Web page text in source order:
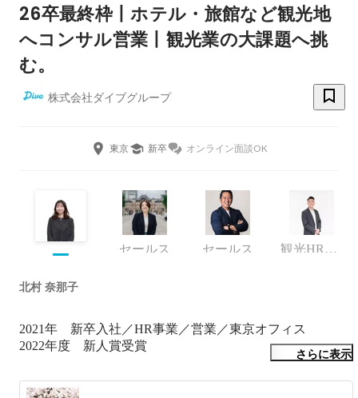
26卒最終枠丨ホテル・旅館など観光地
へコンサル営業丨観光業の大課題へ挑
む。
株式会社ダイブグループ
東京 新卒 オンライン面談OK
セールス セールス 観光HR事業部
北村 奈那子
2021年　新卒入社／HR事業／営業／東京オフィス
2022年度　新人賞受賞
・玉川大学観光学部（オーストラリアの Deakin university
さらに表示